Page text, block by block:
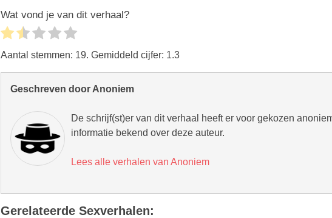
Wat vond je van dit verhaal?
Aantal stemmen: 19. Gemiddeld cijfer: 1.3
Geschreven door Anoniem
De schrijf(st)er van dit verhaal heeft er voor gekozen
informatie bekend over deze auteur.
Lees alle verhalen van Anoniem
Gerelateerde Sexverhalen: